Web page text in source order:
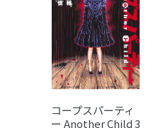
コープスパーティ
ー Another Child 3